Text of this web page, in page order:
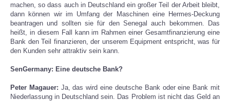
machen, so dass auch in Deutschland ein großer Teil der Arbeit bleibt,
dann können wir im Umfang der Maschinen eine Hermes-Deckung
beantragen und sollten sie für den Senegal auch bekommen. Das
heißt, in diesem Fall kann im Rahmen einer Gesamtfinanzierung eine
Bank den Teil finanzieren, der unserem Equipment entspricht, was für
den Kunden sehr attraktiv sein kann.
SenGermany: Eine deutsche Bank?
Peter Magauer: Ja, das wird eine deutsche Bank oder eine Bank mit
Niederlassung in Deutschland sein. Das Problem ist nicht das Geld an